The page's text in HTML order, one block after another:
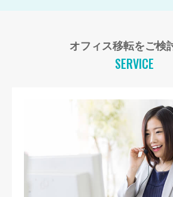
オフィス移転をご検
SERVICE